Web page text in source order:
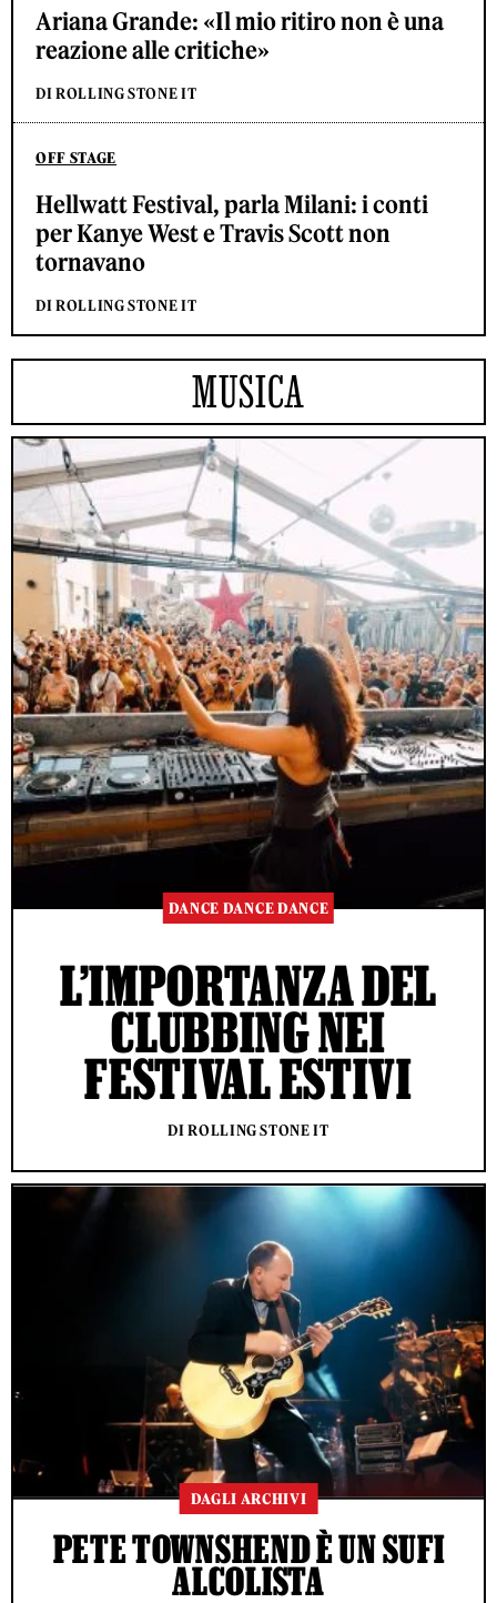
Ariana Grande: «Il mio ritiro non è una
reazione alle critiche»
DI ROLLING STONE IT
OFF STAGE
Hellwatt Festival, parla Milani: i conti
per Kanye West e Travis Scott non
tornavano
DI ROLLING STONE IT
MUSICA
DANCE DANCE DANCE
L’IMPORTANZA DEL
CLUBBING NEI
FESTIVAL ESTIVI
DI ROLLING STONE IT
DAGLI ARCHIVI
PETE TOWNSHEND È UN SUFI
ALCOLISTA